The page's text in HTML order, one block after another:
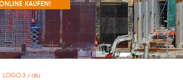
LOGO.3 / alu